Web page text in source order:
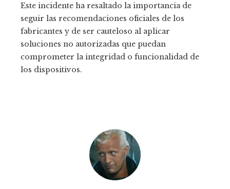
Este incidente ha resaltado la importancia de
seguir las recomendaciones oficiales de los
fabricantes y de ser cauteloso al aplicar
soluciones no autorizadas que puedan
comprometer la integridad o funcionalidad de
los dispositivos.